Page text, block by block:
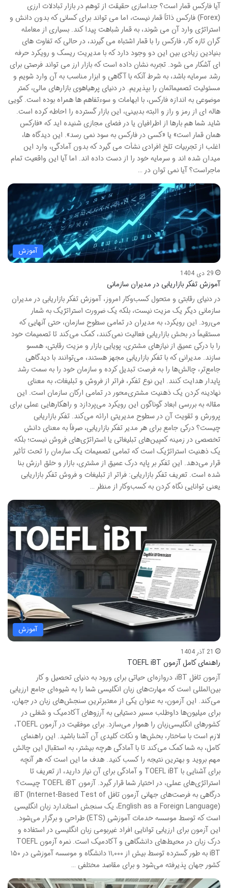
آیا فارکس قمار است؟ جداسازی حقیقت از توهم در بازار تبادلات ارزی
(Forex) فارکس ذاتاً قمار نیست، اما می تواند برای کسانی که بدون دانش و
استراتژی وارد آن می شوند، به قمار شباهت پیدا کند. بسیاری از معامله
گران تازه کار، فارکس را با قمار اشتباه می گیرند، در حالی که تفاوت های
بنیادین زیادی بین این دو وجود دارد که با مدیریت ریسک و رویکرد حرفه
ای آشکار می شود. تجربه نشان داده است که بازار ارز می تواند فرصتی برای
رشد سرمایه باشد، به شرط آنکه با آگاهی و ابزار مناسب به آن وارد شویم و
مسئولیت تصمیماتمان را بپذیریم. در دنیای پرهیاهوی بازارهای مالی، کمتر
موضوعی به اندازه فارکس، با ابهامات و سوءتفاهم ها همراه بوده است. گویی
هاله ای از رمز و راز و البته بدبینی، این بازار گسترده را احاطه کرده است.
شاید شما هم بارها از اطرافیان یا در فضای مجازی شنیده اید که «فارکس
همان قمار است» یا «کسی در فارکس به سود نمی رسد». این دیدگاه ها،
اغلب از تجربیات تلخ افرادی نشأت می گیرد که بدون آمادگی، وارد این
میدان شده اند و سرمایه خود را از دست داده اند. اما آیا این واقعیت تمام
ماجراست؟ آیا نمی توان در …
آموزش
29 دی 1404
آموزش تفکر بازاریابی در مدیران سازمانی
در دنیای رقابتی و متحول کسب‌وکار امروز، آموزش تفکر بازاریابی در مدیران
سازمانی دیگر یک مزیت نیست، بلکه یک ضرورت استراتژیک به شمار
می‌رود. این رویکرد، به مدیران در تمامی سطوح سازمان، حتی آنهایی که
مستقیماً در بخش بازاریابی فعالیت نمی‌کنند، کمک می‌کند تا تصمیمات خود
را با درکی عمیق از نیازهای مشتری، پویایی بازار و مزیت رقابتی، همسو
سازند. مدیرانی که با تفکر بازاریابی مجهز هستند، می‌توانند با دیدگاهی
جامع‌تر، چالش‌ها را به فرصت تبدیل کرده و سازمان خود را به سمت رشد
پایدار هدایت کنند. این نوع تفکر، فراتر از فروش و تبلیغات، به معنای
نهادینه کردن یک ذهنیت مشتری‌محور در تمامی ارکان سازمان است. این
مقاله به بررسی ابعاد گوناگون این رویکرد می‌پردازد و راهکارهایی عملی برای
پرورش و تقویت آن در سطوح مدیریتی ارائه می‌کند. تفکر بازاریابی
چیست؟ درکی جامع برای هر مدیر تفکر بازاریابی، صرفاً به معنای دانش
تخصصی در زمینه کمپین‌های تبلیغاتی یا استراتژی‌های فروش نیست؛ بلکه
یک ذهنیت استراتژیک است که تمامی تصمیمات یک سازمان را تحت تأثیر
قرار می‌دهد. این تفکر بر پایه درک عمیق از مشتری، بازار و خلق ارزش بنا
شده است. تعریف تفکر بازاریابی: فراتر از تبلیغات و فروش تفکر بازاریابی
یعنی توانایی نگاه کردن به کسب‌وکار از منظر …
آموزش
21 آذر 1404
راهنمای کامل آزمون TOEFL iBT
آزمون تافل iBT، دروازه‌ای حیاتی برای ورود به دنیای تحصیل و کار
بین‌المللی است که مهارت‌های زبان انگلیسی شما را به شیوه‌ای جامع ارزیابی
می‌کند. این آزمون، به عنوان یکی از معتبرترین سنجش‌های زبان در جهان،
برای میلیون‌ها داوطلب مسیر دستیابی به آرزوهای آکادمیک و شغلی در
کشورهای انگلیسی‌زبان را هموار می‌سازد. برای موفقیت در آزمون TOEFL،
لازم است با ساختار، بخش‌ها و نکات کلیدی آن آشنا باشید. این راهنمای
کامل، به شما کمک می‌کند تا با آمادگی هرچه بیشتر، به استقبال این چالش
مهم بروید و بهترین نتیجه را کسب کنید. هدف ما این است که هر آنچه
برای آشنایی با TOEFL iBT و آمادگی برای آن نیاز دارید، از تعریف تا
استراتژی‌های عملی، در اختیار شما قرار گیرد. آزمون TOEFL iBT چیست؟
درگاهی به فرصت‌های جهانی آزمون تافل iBT (Internet-Based Test of
English as a Foreign Language)، یک سنجش استاندارد زبان انگلیسی
است که توسط موسسه خدمات آموزشی (ETS) طراحی و برگزار می‌شود.
این آزمون برای ارزیابی توانایی افراد غیربومی زبان انگلیسی در استفاده و
درک زبان در محیط‌های دانشگاهی و آکادمیک است. نمره آزمون TOEFL
iBT به طور گسترده توسط بیش از ۱۱,۰۰۰ دانشگاه و موسسه آموزشی در ۱۵۰
کشور جهان پذیرفته می‌شود و برای مقاصد مختلفی …